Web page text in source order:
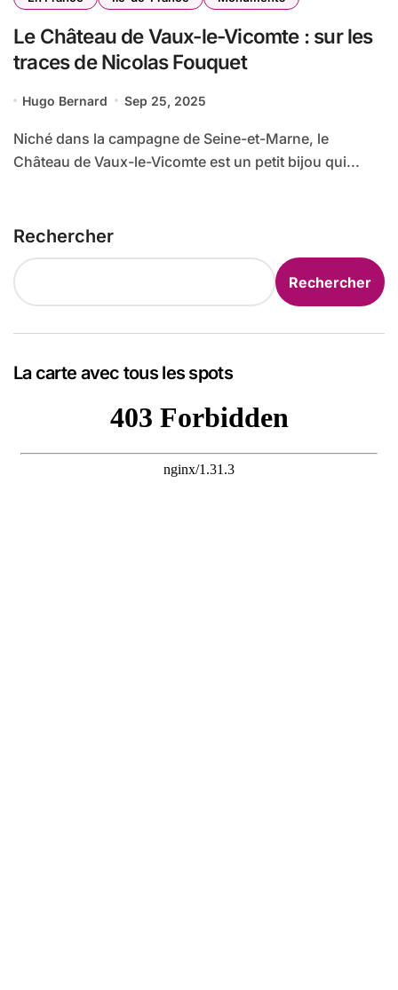
Le Château de Vaux-le-Vicomte : sur les
traces de Nicolas Fouquet
Hugo Bernard Sep 25, 2025
Niché dans la campagne de Seine-et-Marne, le
Château de Vaux-le-Vicomte est un petit bijou qui...
Rechercher
Rechercher
La carte avec tous les spots